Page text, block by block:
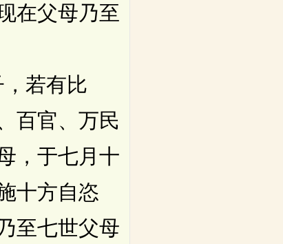
在父母乃至
若有比
百官、万民
，于七月十
十方自恣
至七世父母